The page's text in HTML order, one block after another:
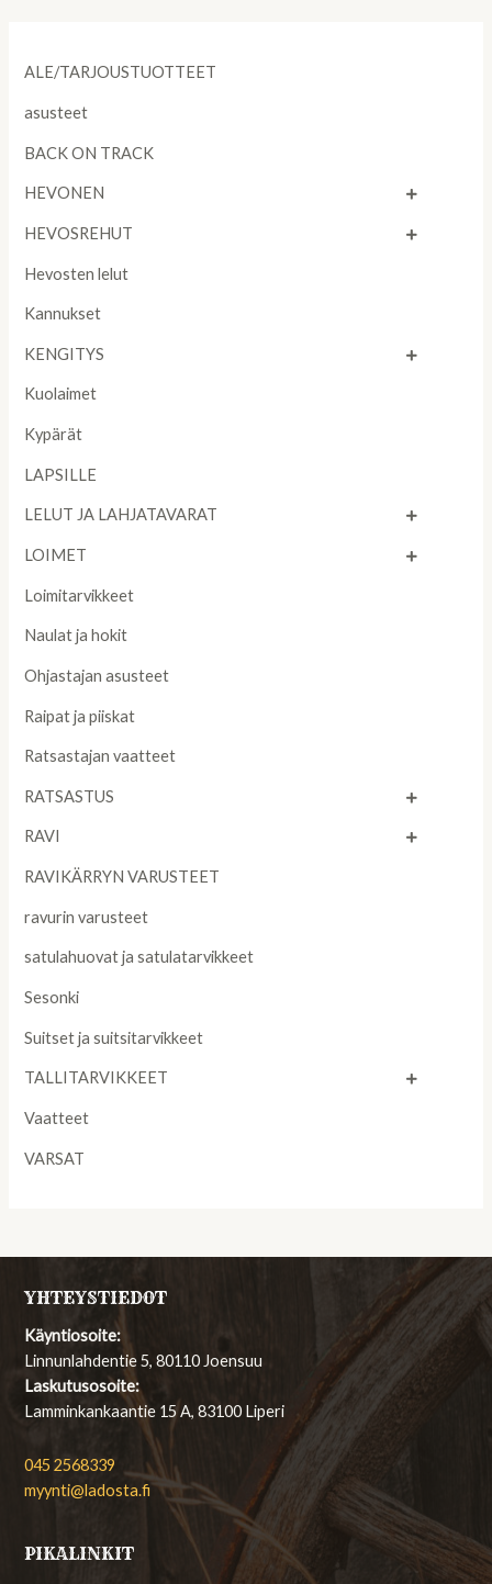
ALE/TARJOUSTUOTTEET
asusteet
BACK ON TRACK
HEVONEN
HEVOSREHUT
Hevosten lelut
Kannukset
KENGITYS
Kuolaimet
Kypärät
LAPSILLE
LELUT JA LAHJATAVARAT
LOIMET
Loimitarvikkeet
Naulat ja hokit
Ohjastajan asusteet
Raipat ja piiskat
Ratsastajan vaatteet
RATSASTUS
RAVI
RAVIKÄRRYN VARUSTEET
ravurin varusteet
satulahuovat ja satulatarvikkeet
Sesonki
Suitset ja suitsitarvikkeet
TALLITARVIKKEET
Vaatteet
VARSAT
YHTEYSTIEDOT
Käyntiosoite:
Linnunlahdentie 5, 80110 Joensuu
Laskutusosoite:
Lamminkankaantie 15 A, 83100 Liperi
045 2568339
myynti@ladosta.fi
PIKALINKIT